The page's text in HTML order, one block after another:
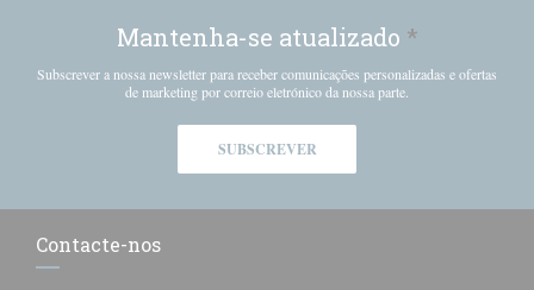
Mantenha-se atualizado *
Subscrever a nossa newsletter para receber comunicações personalizadas e ofertas
de marketing por correio eletrónico da nossa parte.
SUBSCREVER
Contacte-nos